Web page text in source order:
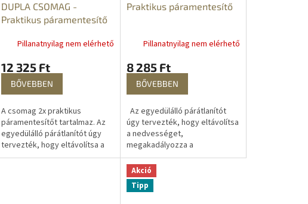
DUPLA CSOMAG -
Praktikus páramentesítő
Pillanatnyilag nem elérhető
12 325 Ft
BŐVEBBEN
A csomag 2x praktikus
páramentesítőt tartalmaz. Az
egyedülálló párátlanítót úgy
tervezték, hogy eltávolítsa a
nedvességet,
Praktikus páramentesítő
Pillanatnyilag nem elérhető
8 285 Ft
BŐVEBBEN
Az egyedülálló párátlanítót
úgy tervezték, hogy eltávolítsa
a nedvességet,
megakadályozza a
penészesedést, a vízgőz
kicsapódását, az állott levegőt
és az általános...
Akció
Tipp